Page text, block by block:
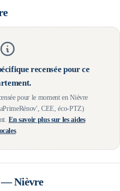
recensée pour ce
pour le moment en Nièvre
CEE, éco-PTZ)
En savoir plus sur les aides
.
—Nièvre